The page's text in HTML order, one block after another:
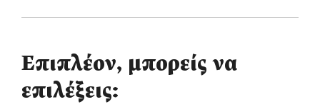
Επιπλέον, μπορείς να
επιλέξεις: